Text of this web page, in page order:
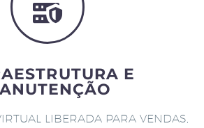
E
LIBERADA PARA VENDAS,